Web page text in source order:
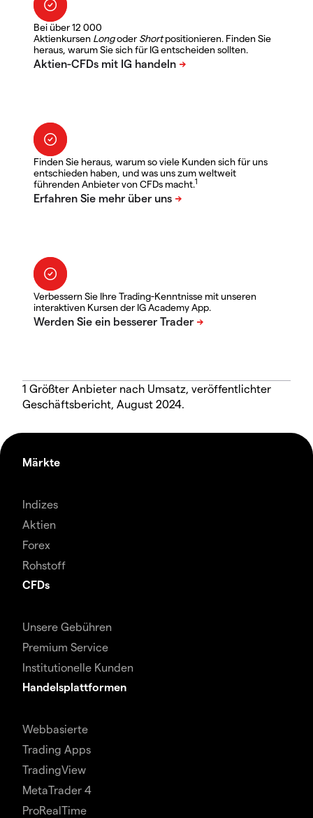
Bei über 12 000
Aktienkursen LongoderShortpositionieren. Finden Sie
heraus, warum Sie sich für IG entscheiden sollten.
Finden Sie heraus, warum so viele Kunden sich für uns
entschieden haben, und was uns zum weltweit
führenden Anbieter von CFDs macht.1
Verbessern Sie Ihre Trading-Kenntnisse mit unseren
interaktiven Kursen der IG Academy App.
1 Größter Anbieter nach Umsatz, veröffentlichter
Geschäftsbericht, August 2024.
Märkte
Indizes
Aktien
Forex
Rohstoff
CFDs
Unsere Gebühren
Premium Service
Institutionelle Kunden
Handelsplattformen
Webbasierte
Trading Apps
TradingView
MetaTrader 4
ProRealTime